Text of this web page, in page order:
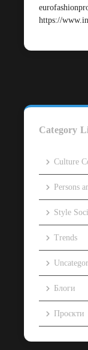
https://
Category
Culture
Persons
Style
Trends
Блоги
Проєкти